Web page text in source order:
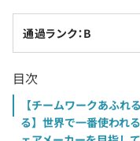
通過ランク：B
目次
【チームワークあふれ
る】世界で一番使われ